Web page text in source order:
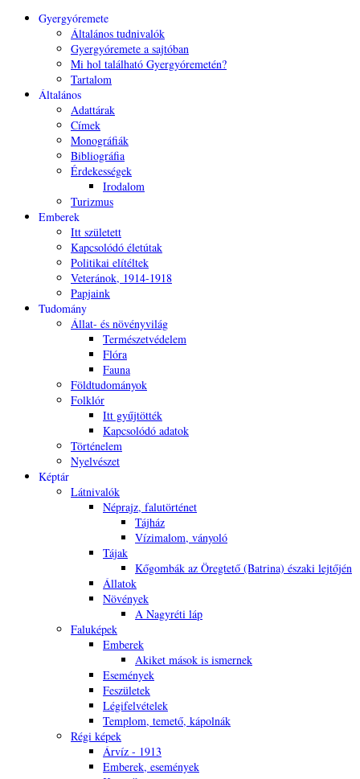
Gyergyóremete
Általános tudnivalók
Gyergyóremete a sajtóban
Mi hol található Gyergyóremetén?
Tartalom
Általános
Adattárak
Címek
Monográfiák
Bibliográfia
Érdekességek
Irodalom
Turizmus
Emberek
Itt született
Kapcsolódó életútak
Politikai elítéltek
Veteránok, 1914-1918
Papjaink
Tudomány
Állat- és növényvilág
Természetvédelem
Flóra
Fauna
Földtudományok
Folklór
Itt gyűjtötték
Kapcsolódó adatok
Történelem
Nyelvészet
Képtár
Látnivalók
Néprajz, falutörténet
Tájház
Vízimalom, ványoló
Tájak
Kőgombák az Öregtető (Batrina) északi lejtőjén
Állatok
Növények
A Nagyréti láp
Faluképek
Emberek
Akiket mások is ismernek
Események
Feszületek
Légifelvételek
Templom, temető, kápolnák
Régi képek
Árvíz - 1913
Emberek, események